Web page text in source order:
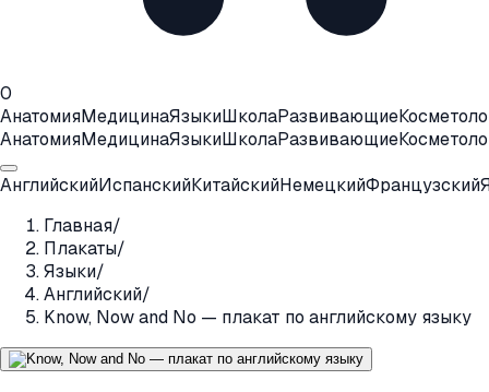
0
АнатомияМедицинаЯзыкиШколаРазвивающие
АнатомияМедицинаЯзыкиШколаРазвивающие
АнглийскийИспанскийКитайскийНемецкийФранцузский
Главная/
Плакаты/
Языки/
Английский/
Know, Now and No — плакат по английскому языку